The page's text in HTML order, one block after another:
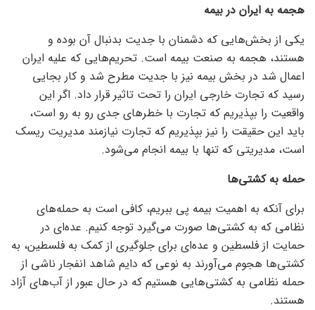
هجمه به ایران در بیمه
یکی از بخش‌هایی که دشمنان با جدیت بدنبال آن بوده و
هستند، هجمه به صنعت بیمه است. تحریم‌هایی که علیه ایران
اعمال شد در بخش بیمه نیز با جدیت مطرح شد و کار بجایی
رسید که تجارت خارجی ایران را تحت تاثیر قرار داد. اگر این
واقعیت را بپذیریم که تجارت با خطر‌های جدی رو به رو است،
باید این حقیقت را نیز بپذیریم که تجارت نیازمند مدیریت ریسک
است، مدیریتی که تنها با بیمه انجام می‌شود.
حمله به کشتی‌ها
برای آنکه به اهمیت بیمه پی ببریم، کافی است به حمله‌های
نظامی که به کشتی‌ها صورت می‌گیرد توجه کنیم. عده‌ای در
حمایت از فلسطین و عده‌ای برای جلوگیری از کمک به فلسطین، به
کشتی‌ها هجوم می‌آورند به نوعی که دایم شاهد انفجار ناشی از
حمله نظامی به کشتی‌هایی هستیم که در حال عبور از آب‌های آزاد
هستند.